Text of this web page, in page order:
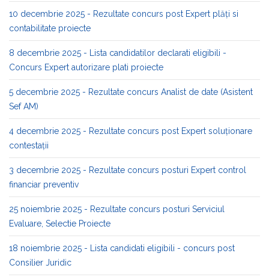
10 decembrie 2025 - Rezultate concurs post Expert plăți si
contabilitate proiecte
8 decembrie 2025 - Lista candidatilor declarati eligibili -
Concurs Expert autorizare plati proiecte
5 decembrie 2025 - Rezultate concurs Analist de date (Asistent
Sef AM)
4 decembrie 2025 - Rezultate concurs post Expert soluționare
contestații
3 decembrie 2025 - Rezultate concurs posturi Expert control
financiar preventiv
25 noiembrie 2025 - Rezultate concurs posturi Serviciul
Evaluare, Selectie Proiecte
18 noiembrie 2025 - Lista candidati eligibili - concurs post
Consilier Juridic